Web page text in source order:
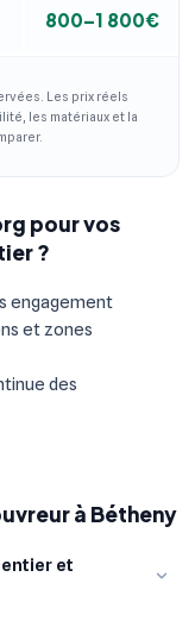
800–1 800€
Les prix réels
les matériaux et la
pour vos
?
engagement
et zones
des
à Bétheny
et